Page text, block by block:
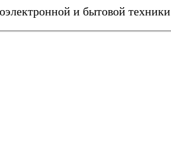
и бытовой техники